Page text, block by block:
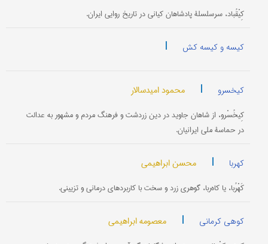
کِیْقُباد، سرسلسلۀ پادشاهان کیانی در تاریخ روایی ایران.
کیسه و کیسه کش |
کیخسرو | محمود امیدسالار
کِیخُسْرو، از شاهان جاوید در دین زردشت و فرهنگ مردم و مشهور به عدالت
در حماسۀ ملی ایرانیان.
کهربا | محسن ابراهیمی
کَهْرُبا، یا کاه‌ربا، گوهری زرد و سخت با کاربردهای درمانی و تزیینی.
کوهی کرمانی | معصومه ابراهیمی